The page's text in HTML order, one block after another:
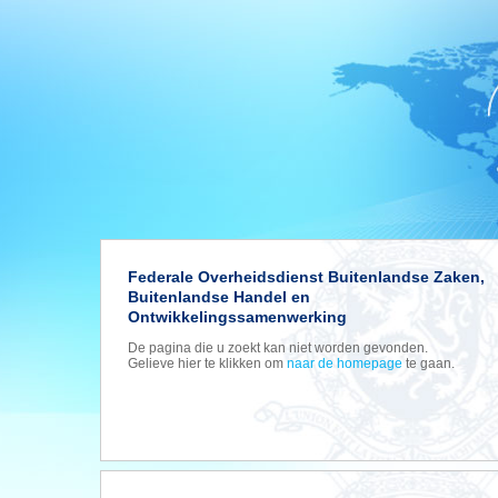
Federale Overheidsdienst Buitenlandse Zaken,
Buitenlandse Handel en
Ontwikkelingssamenwerking
De pagina die u zoekt kan niet worden gevonden.
Gelieve hier te klikken om naar de homepage te gaan.